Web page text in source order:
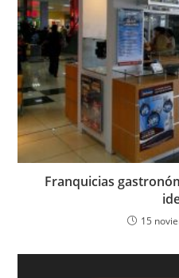
Franquicias
15